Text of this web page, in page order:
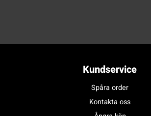
Kundservice
Spåra order
Kontakta oss